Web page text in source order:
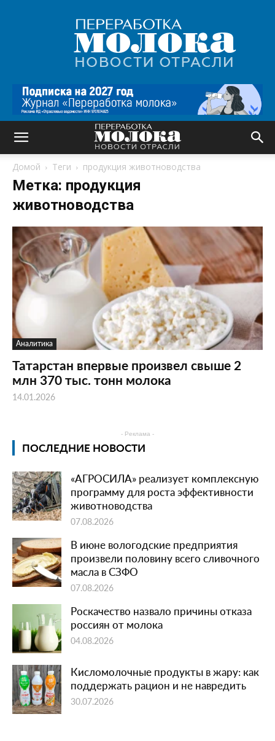
Переработка
молока
|
Новости
Домой Теги продукция животноводства
Метка: продукция
животноводства
Аналитика
Татарстан впервые произвел свыше 2
млн 370 тыс. тонн молока
14.01.2026
- Реклама -
ПОСЛЕДНИЕ НОВОСТИ
«АГРОСИЛА» реализует комплексную
программу для роста эффективности
животноводства
07.08.2026
В июне вологодские предприятия
произвели половину всего сливочного
масла в СЗФО
07.08.2026
Роскачество назвало причины отказа
россиян от молока
04.08.2026
Кисломолочные продукты в жару: как
поддержать рацион и не навредить
30.07.2026